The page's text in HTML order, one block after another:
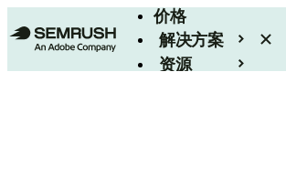
价格
解决方案
资源